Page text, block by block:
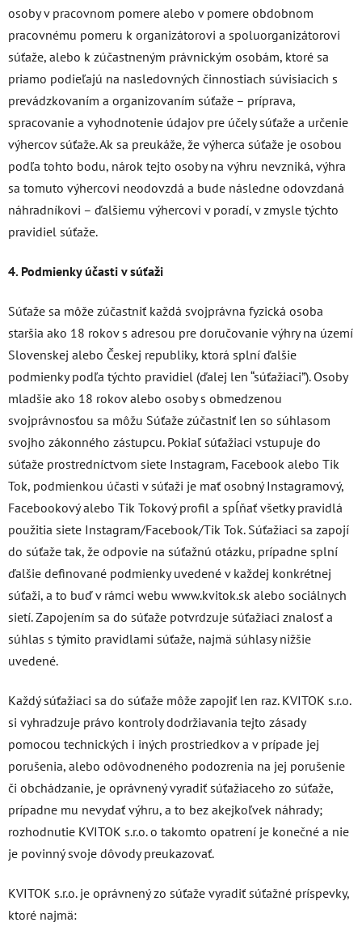
osoby v pracovnom pomere alebo v pomere obdobnom
pracovnému pomeru k organizátorovi a spoluorganizátorovi
súťaže, alebo k zúčastneným právnickým osobám, ktoré sa
priamo podieľajú na nasledovných činnostiach súvisiacich s
prevádzkovaním a organizovaním súťaže – príprava,
spracovanie a vyhodnotenie údajov pre účely súťaže a určenie
výhercov súťaže. Ak sa preukáže, že výherca súťaže je osobou
podľa tohto bodu, nárok tejto osoby na výhru nevzniká, výhra
sa tomuto výhercovi neodovzdá a bude následne odovzdaná
náhradníkovi – ďalšiemu výhercovi v poradí, v zmysle týchto
pravidiel súťaže.
4. Podmienky účasti v súťaži
Súťaže sa môže zúčastniť každá svojprávna fyzická osoba
staršia ako 18 rokov s adresou pre doručovanie výhry na území
Slovenskej alebo Českej republiky, ktorá splní ďalšie
podmienky podľa týchto pravidiel (ďalej len “súťažiaci”). Osoby
mladšie ako 18 rokov alebo osoby s obmedzenou
svojprávnosťou sa môžu Súťaže zúčastniť len so súhlasom
svojho zákonného zástupcu. Pokiaľ súťažiaci vstupuje do
súťaže prostredníctvom siete Instagram, Facebook alebo Tik
Tok, podmienkou účasti v súťaži je mať osobný Instagramový,
Facebookový alebo Tik Tokový profil a spĺňať všetky pravidlá
použitia siete Instagram/Facebook/Tik Tok. Súťažiaci sa zapojí
do súťaže tak, že odpovie na súťažnú otázku, prípadne splní
ďalšie definované podmienky uvedené v každej konkrétnej
súťaži, a to buď v rámci webu www.kvitok.sk alebo sociálnych
sietí. Zapojením sa do súťaže potvrdzuje súťažiaci znalosť a
súhlas s týmito pravidlami súťaže, najmä súhlasy nižšie
uvedené.
Každý súťažiaci sa do súťaže môže zapojiť len raz. KVITOK s.r.o.
si vyhradzuje právo kontroly dodržiavania tejto zásady
pomocou technických i iných prostriedkov a v prípade jej
porušenia, alebo odôvodneného podozrenia na jej porušenie
či obchádzanie, je oprávnený vyradiť súťažiaceho zo súťaže,
prípadne mu nevydať výhru, a to bez akejkoľvek náhrady;
rozhodnutie KVITOK s.r.o. o takomto opatrení je konečné a nie
je povinný svoje dôvody preukazovať.
KVITOK s.r.o. je oprávnený zo súťaže vyradiť súťažné príspevky,
ktoré najmä: